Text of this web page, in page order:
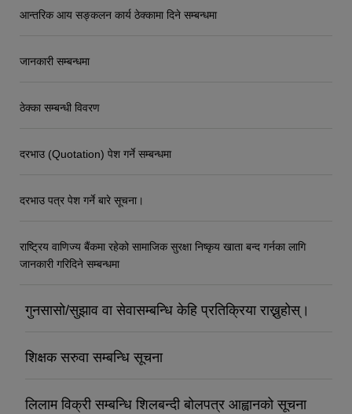
आन्तरिक आय सङ्कलन कार्य ठेक्कामा दिने सम्बन्धमा
जानकारी सम्बन्धमा
ठेक्का सम्बन्धी विवरण
दरभाउ (Quotation) पेश गर्ने सम्बन्धमा
दरभाउ पत्र पेश गर्ने बारे सूचना।
राष्ट्रिय वाणिज्य बैंकमा रहेको सामाजिक सुरक्षा निष्कृय खाता बन्द गर्नका लागि
जानकारी गरिदिने सम्बन्धमा
गुनसासो/सुझाव वा सेवासम्बन्धि केहि प्रतिक्रिया राख्नुहोस्।
शिक्षक सरुवा सम्बन्धि सूचना
लिलाम विक्री सम्बन्धि शिलबन्दी बोलपत्र आह्वानको सूचना